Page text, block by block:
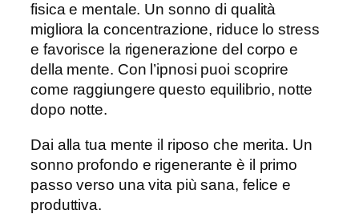
fisica e mentale. Un sonno di qualità
migliora la concentrazione, riduce lo stress
e favorisce la rigenerazione del corpo e
della mente. Con l’ipnosi puoi scoprire
come raggiungere questo equilibrio, notte
dopo notte.
Dai alla tua mente il riposo che merita. Un
sonno profondo e rigenerante è il primo
passo verso una vita più sana, felice e
produttiva.